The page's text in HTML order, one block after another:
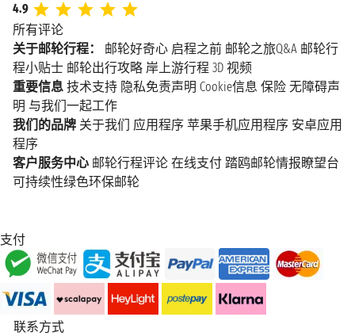
4.9
所有评论
关于邮轮行程：
邮轮好奇心 启程之前 邮轮之旅Q&A 邮轮行
程小贴士 邮轮出行攻略 岸上游行程 3D 视频
重要信息 技术支持 隐私免责声明 Cookie信息 保险 无障碍声
明 与我们一起工作
我们的品牌 关于我们 应用程序 苹果手机应用程序 安卓应用
程序
客户服务中心 邮轮行程评论 在线支付 踏鸥邮轮情报瞭望台
可持续性绿色环保邮轮
支付
联系方式